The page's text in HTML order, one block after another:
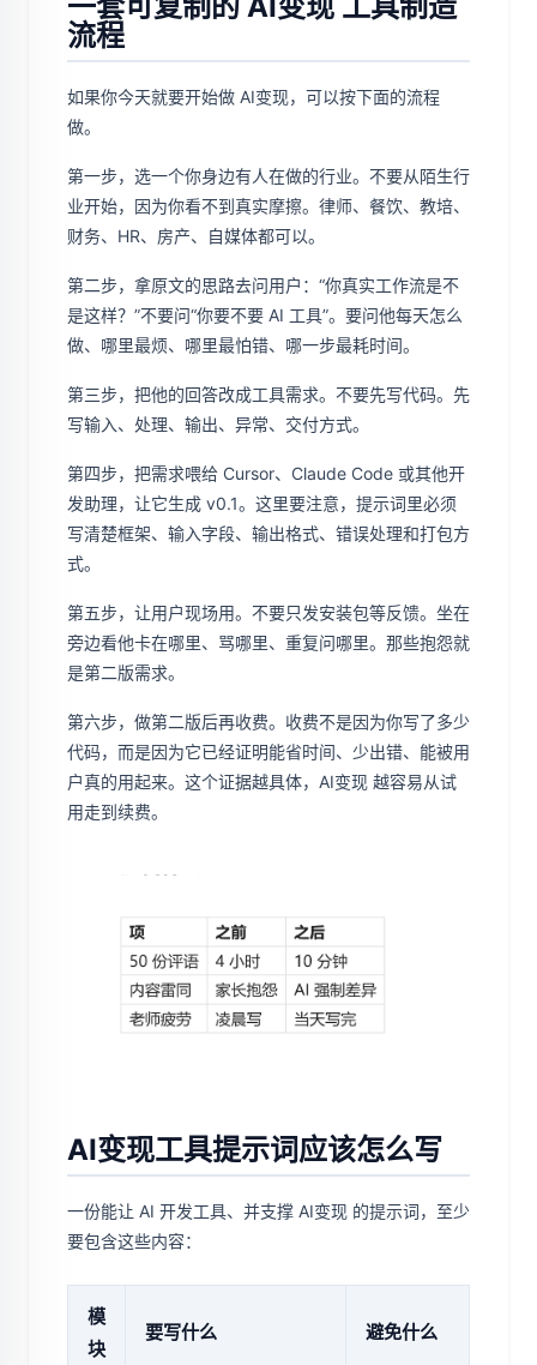
流程
如果你今天就要开始做 AI变现，可以按下面的流程
做。
第一步，选一个你身边有人在做的行业。不要从陌生行
业开始，因为你看不到真实摩擦。律师、餐饮、教培、
财务、HR、房产、自媒体都可以。
第二步，拿原文的思路去问用户：“你真实工作流是不
是这样？”不要问“你要不要 AI 工具”。要问他每天怎么
做、哪里最烦、哪里最怕错、哪一步最耗时间。
第三步，把他的回答改成工具需求。不要先写代码。先
写输入、处理、输出、异常、交付方式。
第四步，把需求喂给 Cursor、Claude Code 或其他开
发助理，让它生成 v0.1。这里要注意，提示词里必须
写清楚框架、输入字段、输出格式、错误处理和打包方
式。
第五步，让用户现场用。不要只发安装包等反馈。坐在
旁边看他卡在哪里、骂哪里、重复问哪里。那些抱怨就
是第二版需求。
第六步，做第二版后再收费。收费不是因为你写了多少
代码，而是因为它已经证明能省时间、少出错、能被用
户真的用起来。这个证据越具体，AI变现 越容易从试
用走到续费。
AI变现工具提示词应该怎么写
一份能让 AI 开发工具、并支撑 AI变现 的提示词，至少
要包含这些内容：
模
块
要写什么 避免什么